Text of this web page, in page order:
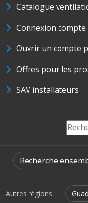
Catalogue
Connexion compte
Ouvrir un compte
Offres pour les
SAV installateurs
Recherche
Autres régions :